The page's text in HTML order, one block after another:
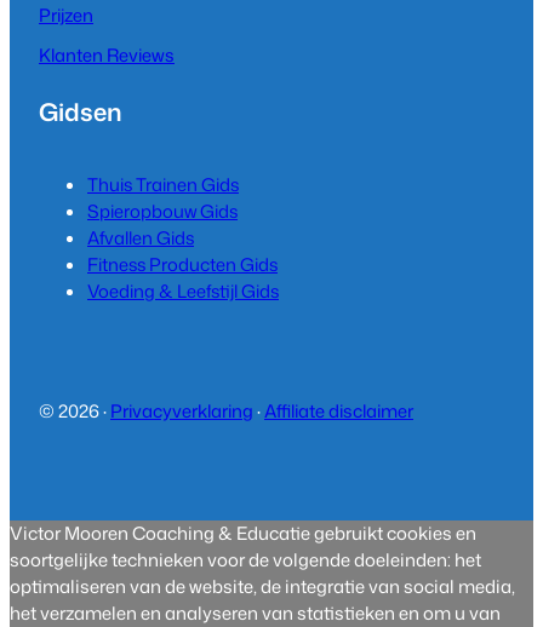
Prijzen
Klanten Reviews
Gidsen
Thuis Trainen Gids
Spieropbouw Gids
Afvallen Gids
Fitness Producten Gids
Voeding & Leefstijl Gids
© 2026 ·Privacyverklaring·Affiliate disclaimer
Victor Mooren Coaching & Educatie gebruikt cookies en
soortgelijke technieken voor de volgende doeleinden: het
optimaliseren van de website, de integratie van social media,
het verzamelen en analyseren van statistieken en om u van